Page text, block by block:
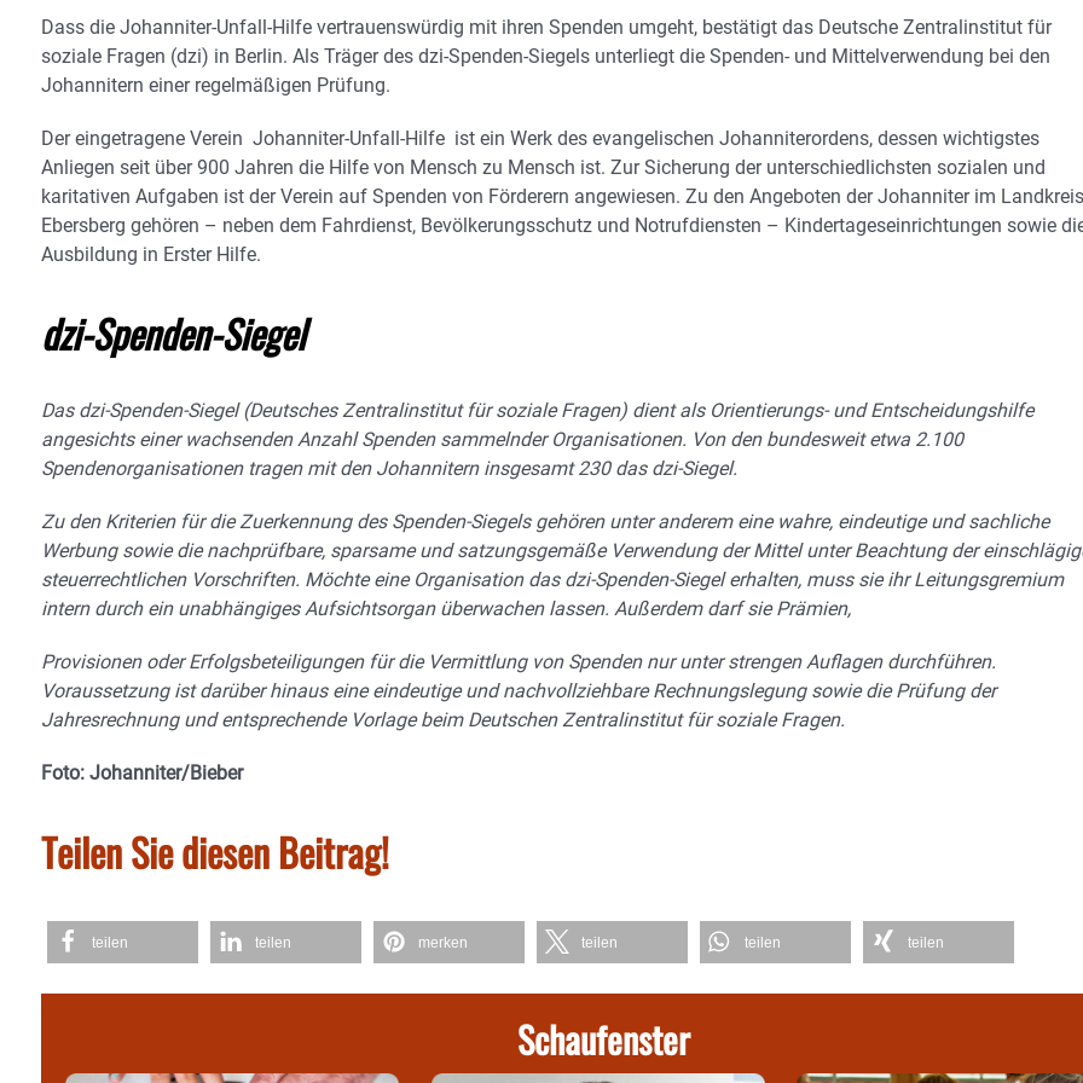
Dass die Johanniter-Unfall-Hilfe vertrauenswürdig mit ihren Spenden umgeht, bestätigt das Deutsche Zentralinstitut für
soziale Fragen (dzi) in Berlin. Als Träger des dzi-Spenden-Siegels unterliegt die Spenden- und Mittelverwendung bei den
Johannitern einer regelmäßigen Prüfung.
Der eingetragene Verein Johanniter-Unfall-Hilfe ist ein Werk des evangelischen Johanniterordens, dessen wichtigstes
Anliegen seit über 900 Jahren die Hilfe von Mensch zu Mensch ist. Zur Sicherung der unterschiedlichsten sozialen und
karitativen Aufgaben ist der Verein auf Spenden von Förderern angewiesen. Zu den Angeboten der Johanniter im Landkreis
Ebersberg gehören – neben dem Fahrdienst, Bevölkerungsschutz und Notrufdiensten – Kindertageseinrichtungen sowie
Ausbildung in Erster Hilfe.
dzi-Spenden-Siegel
Das dzi-Spenden-Siegel (Deutsches Zentralinstitut für soziale Fragen) dient als Orientierungs- und Entscheidungshilfe
angesichts einer wachsenden Anzahl Spenden sammelnder Organisationen. Von den bundesweit etwa 2.100
Spendenorganisationen tragen mit den Johannitern insgesamt 230 das dzi-Siegel.
Zu den Kriterien für die Zuerkennung des Spenden-Siegels gehören unter anderem eine wahre, eindeutige und sachliche
Werbung sowie die nachprüfbare, sparsame und satzungsgemäße Verwendung der Mittel unter Beachtung der
steuerrechtlichen Vorschriften. Möchte eine Organisation das dzi-Spenden-Siegel erhalten, muss sie ihr Leitungsgremium
intern durch ein unabhängiges Aufsichtsorgan überwachen lassen. Außerdem darf sie Prämien,
Provisionen oder Erfolgsbeteiligungen für die Vermittlung von Spenden nur unter strengen Auflagen durchführen.
Voraussetzung ist darüber hinaus eine eindeutige und nachvollziehbare Rechnungslegung sowie die Prüfung der
Jahresrechnung und entsprechende Vorlage beim Deutschen Zentralinstitut für soziale Fragen.
Foto: Johanniter/Bieber
Teilen Sie diesen Beitrag!
teilen teilen merken teilen teilen teilen
Schaufenster